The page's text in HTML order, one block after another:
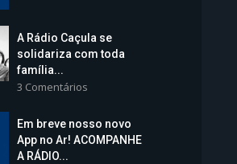
Sheila Lemos
posse nesta...
A Rádio Caçula se
solidariza com toda
família...
3 Comentários
Em breve nosso novo
App no Ar! ACOMPANHE
A RÁDIO...